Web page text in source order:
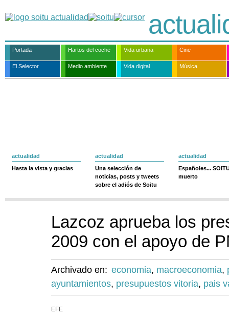
Portada Hartos del coche Vida urbana Cine
El Selector Medio ambiente Vida digital Música
actualidad
Hasta la vista y gracias
actualidad
Una selección de
noticias, posts y tweets
sobre el adiós de Soitu
actualidad
Españoles...
muerto
Lazcoz aprueba los
2009 con el apoyo de
Archivado en: economia, macroeconomia,
ayuntamientos, presupuestos vitoria, pais
EFE